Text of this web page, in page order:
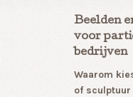
Beelden
voor
bedrijven
Waarom
of